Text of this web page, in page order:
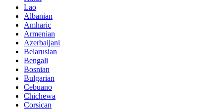
Lao
Albanian
Amharic
Armenian
Azerbaijani
Belarusian
Bengali
Bosnian
Bulgarian
Cebuano
Chichewa
Corsican